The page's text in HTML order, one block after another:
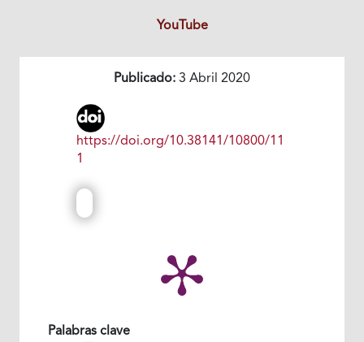
YouTube
Publicado: 3 Abril 2020
https://doi.org/10.38141/10800/11
1
Palabras clave